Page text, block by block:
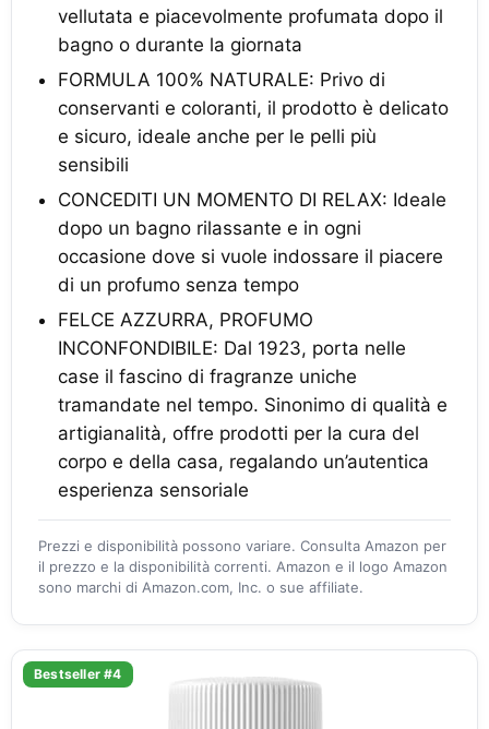
vellutata e piacevolmente profumata dopo il
bagno o durante la giornata
FORMULA 100% NATURALE: Privo di
conservanti e coloranti, il prodotto è delicato
e sicuro, ideale anche per le pelli più
sensibili
CONCEDITI UN MOMENTO DI RELAX: Ideale
dopo un bagno rilassante e in ogni
occasione dove si vuole indossare il piacere
di un profumo senza tempo
FELCE AZZURRA, PROFUMO
INCONFONDIBILE: Dal 1923, porta nelle
case il fascino di fragranze uniche
tramandate nel tempo. Sinonimo di qualità e
artigianalità, offre prodotti per la cura del
corpo e della casa, regalando un’autentica
esperienza sensoriale
Prezzi e disponibilità possono variare. Consulta Amazon per
il prezzo e la disponibilità correnti. Amazon e il logo Amazon
sono marchi di Amazon.com, Inc. o sue affiliate.
Bestseller #4